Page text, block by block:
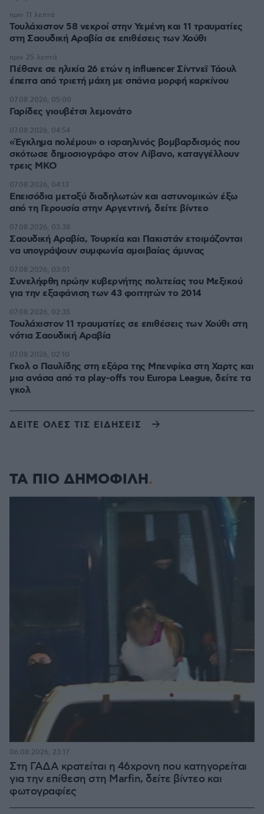
Τουλάχιστον 58 νεκροί στην Υεμένη και 11 τραυματίες
στη Σαουδική Αραβία σε επιθέσεις των Χούθι
πριν 11 λεπτά
Πέθανε σε ηλικία 26 ετών η influencer Σίντνεϊ Τάουλ
έπειτα από τριετή μάχη με σπάνια μορφή καρκίνου
πριν 25 λεπτά
Γαρίδες γιουβέτσι λεμονάτο
07.08.2026, 05:00
«Έγκλημα πολέμου» ο ισραηλινός βομβαρδισμός που
σκότωσε δημοσιογράφο στον Λίβανο, καταγγέλλουν
τρεις ΜΚΟ
07.08.2026, 04:54
Επεισόδια μεταξύ διαδηλωτών και αστυνομικών έξω
από τη Γερουσία στην Αργεντινή, δείτε βίντεο
07.08.2026, 04:13
Σαουδική Αραβία, Τουρκία και Πακιστάν ετοιμάζονται
να υπογράψουν συμφωνία αμοιβαίας άμυνας
07.08.2026, 03:38
Συνελήφθη πρώην κυβερνήτης πολιτείας του Μεξικού
για την εξαφάνιση των 43 φοιτητών το 2014
07.08.2026, 03:01
Τουλάχιστον 11 τραυματίες σε επιθέσεις των Χούθι στη
νότια Σαουδική Αραβία
07.08.2026, 02:35
Γκολ ο Παυλίδης στη εξάρα της Μπενφίκα στη Χαρτς και
μια ανάσα από τα play-offs του Europa League, δείτε τα
γκολ
07.08.2026, 02:10
ΔΕΙΤΕ ΟΛΕΣ ΤΙΣ ΕΙΔΗΣΕΙΣ
ΤΑ ΠΙΟ ΔΗΜΟΦΙΛΗ
Στη ΓΑΔΑ κρατείται η 46χρονη που κατηγορείται
για την επίθεση στη Marfin, δείτε βίντεο και
φωτογραφίες
06.08.2026, 23:17